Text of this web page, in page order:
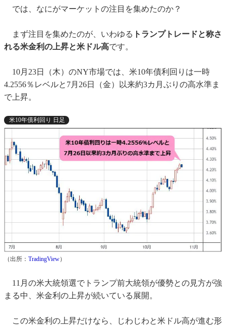
では、なにがマーケットの注目を集めたのか？
まず注目を集めたのが、いわゆる トランプトレードと称さ
れる米金利の上昇と米ドル高です。
10月23日（木）のNY市場では、米10年債利回りは一時
4.2556％レベルと7月26日（金）以来約3カ月ぶりの高水準ま
で上昇。
米10年債利回り 日足
（出所： TradingView）
11月の米大統領選でトランプ前大統領が優勢との見方が強
まる中、米金利の上昇が続いている展開。
この米金利の上昇だけなら、じわじわと米ドル高が進む形